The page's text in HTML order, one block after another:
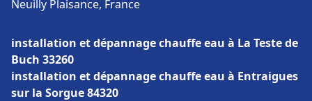
Neuilly Plaisance, France
installation et dépannage chauffe eau à La Teste de
Buch 33260
installation et dépannage chauffe eau à Entraigues
sur la Sorgue 84320